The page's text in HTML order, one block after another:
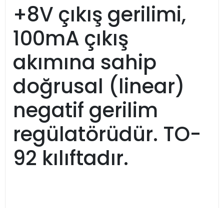
+8V çıkış gerilimi,
100mA çıkış
akımına sahip
doğrusal (linear)
negatif gerilim
regülatörüdür. TO-
92 kılıftadır.